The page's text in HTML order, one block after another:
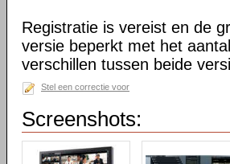
Registratie is vereist en de
versie beperkt met het
verschillen tussen beide
Stel een correctie voor
Screenshots: